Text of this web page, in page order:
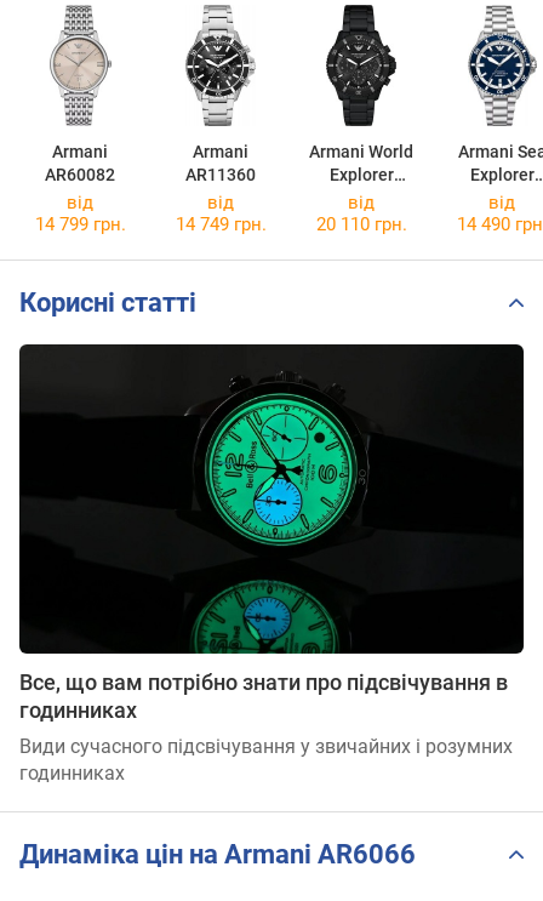
Armani
AR60082
Armani
AR11360
Armani World
Explorer
AR11784
Armani
Explorer
AR60079
від
14 799 грн.
від
14 749 грн.
від
20 110 грн.
від
14 490
Корисні статті
Все, що вам потрібно знати про підсвічування в
годинниках
Види сучасного підсвічування у звичайних і розумних
годинниках
Динаміка цін на Armani AR6066